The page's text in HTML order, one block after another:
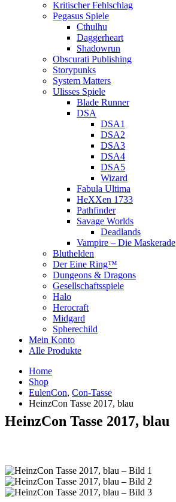
Kritischer Fehlschlag
Pegasus Spiele
Cthulhu
Daggerheart
Shadowrun
Obscurati Publishing
Storypunks
System Matters
Ulisses Spiele
Blade Runner
DSA
DSA1
DSA2
DSA3
DSA4
DSA5
Wizard
Fabula Ultima
HeXXen 1733
Pathfinder
Savage Worlds
Deadlands
Vampire – Die Maskerade
Bluthelden
Der Eine Ring™
Dungeons & Dragons
Gesellschaftsspiele
Halo
Herocraft
Midgard
Spherechild
Mein Konto
Alle Produkte
Home
Shop
EulenCon, Con-Tasse
HeinzCon Tasse 2017, blau
HeinzCon Tasse 2017, blau